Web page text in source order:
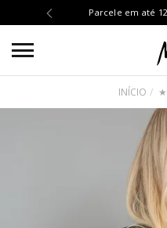
Parcele em até
INÍCIO ★